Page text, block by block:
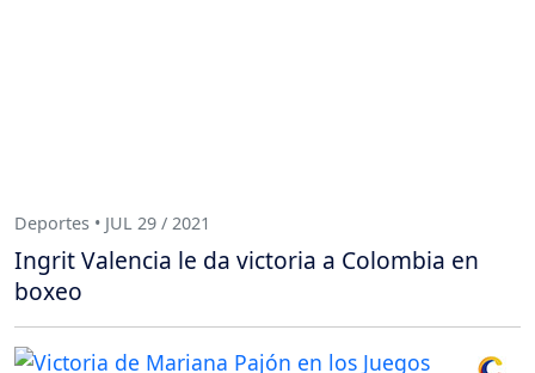
Deportes • JUL 29 / 2021
Ingrit Valencia le da victoria a Colombia en
boxeo